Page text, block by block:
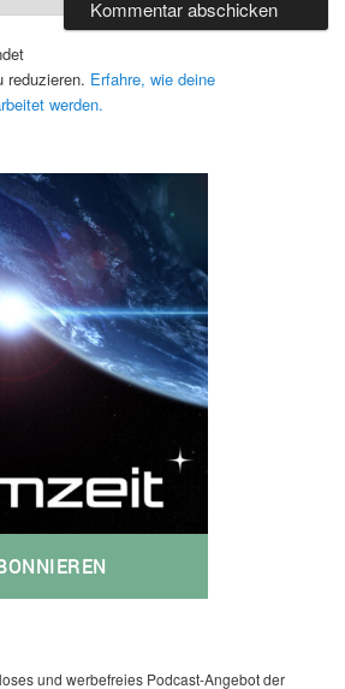
Erfahre, wie deine
werden.
und werbefreies Podcast-Angebot der